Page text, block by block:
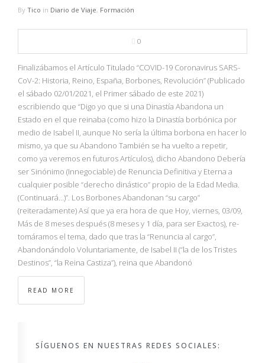
NBA
MULTIMEDIA
RIO 2016
By Tico in Diario de Viaje, Formación
0
Finalizábamos el Artículo Titulado “COVID-19 Coronavirus SARS-
CoV-2: Historia, Reino, España, Borbones, Revolución” (Publicado
el sábado 02/01/2021, el Primer sábado de este 2021)
escribiendo que “Digo yo que si una Dinastía Abandona un
Estado en el que reinaba (como hizo la Dinastía borbónica por
medio de Isabel II, aunque No sería la última borbona en hacer lo
mismo, ya que su Abandono También se ha vuelto a repetir,
como ya veremos en futuros Artículos), dicho Abandono Debería
ser Sinónimo (Innegociable) de Renuncia Definitiva y Eterna a
cualquier posible “derecho dinástico” propio de la Edad Media.
(Continuará…)”. Los Borbones Abandonan “su cargo”
(reiteradamente) Así que ya era hora de que Hoy, viernes, 03/09,
Más de 8 meses después (8 meses y 1 día, para ser Exactos), re-
tomáramos el tema, dado que tras la “Renuncia al cargo”,
Abandonándolo Voluntariamente, de Isabel II (“la de los Tristes
Destinos”, “la Reina Castiza”), reina que Abandonó
READ MORE
SÍGUENOS EN NUESTRAS REDES SOCIALES: